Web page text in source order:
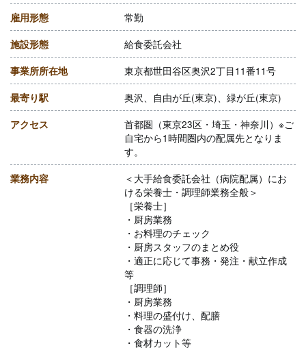
雇用形態 常勤
施設形態 給食委託会社
事業所所在地 東京都世田谷区奥沢2丁目11番11号
最寄り駅 奥沢、自由が丘(東京)、緑が丘(東京)
アクセス
首都圏（東京23区・埼玉・神奈川）※ご
自宅から1時間圏内の配属先となりま
す。
業務内容
＜大手給食委託会社（病院配属）にお
ける栄養士・調理師業務全般＞
［栄養士］
・厨房業務
・お料理のチェック
・厨房スタッフのまとめ役
・適正に応じて事務・発注・献立作成
等
［調理師］
・厨房業務
・料理の盛付け、配膳
・食器の洗浄
・食材カット等